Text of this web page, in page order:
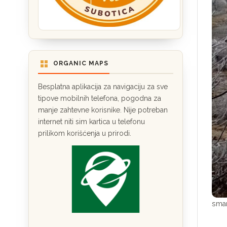
ORGANIC MAPS
Besplatna aplikacija za navigaciju za sve
tipove mobilnih telefona, pogodna za
manje zahtevne korisnike. Nije potreban
internet niti sim kartica u telefonu
prilikom korišćenja u prirodi.